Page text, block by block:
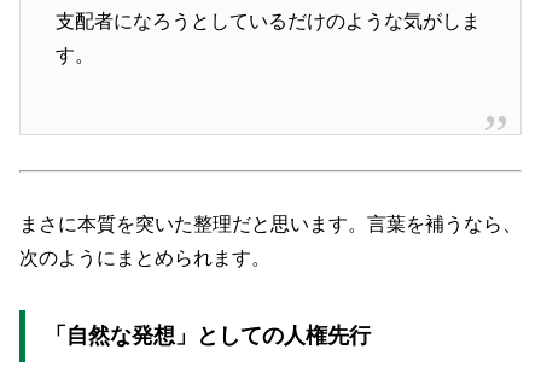
支配者になろうとしているだけのような気がしま
す。
まさに本質を突いた整理だと思います。言葉を補うなら、
次のようにまとめられます。
「自然な発想」としての人権先行